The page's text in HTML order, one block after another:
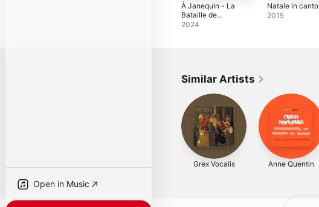
Open in Music
À Janequin - La
Bataille de
Marignan et
2024
Natale in canto
2015
Similar Artists
Grex Vocalis Anne Quentin